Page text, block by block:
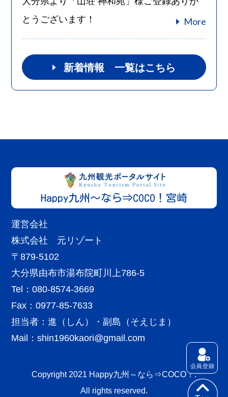
宮崎
旬の料理とお湯の宿 常盤荘
昭和３６年・春、私たちは料理屋からはじまりま...
More
とうございます！
More
新着情報 一覧はこちら
Happy九州～なら⇒COCO！宮崎
運営会社
株式会社 元リゾート
〒879-5102
大分県由布市湯布院町川上786-5
Tel：080-8574-3669
Fax：0977-85-7633
担当者：進（しん）・副島（そえじま）
Mail：shin1960kaori@gmail.com
Copyright 2021 Happy九州～なら⇒COCO！.
All rights reserved.